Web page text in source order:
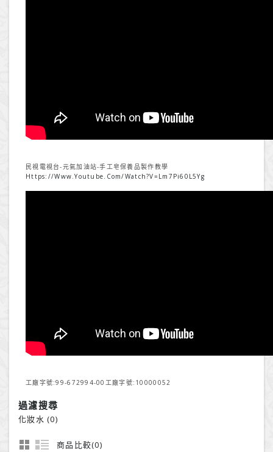
民視電視台-元氣加油站-手工皂保養品製作教學
Https://www.youtube.com/watch?v=lm7Pi60L5Yg
工廠字號:99-672994-00工廠字號:10000052
過濾搜尋
化妝水 (0)
商品比較(0)